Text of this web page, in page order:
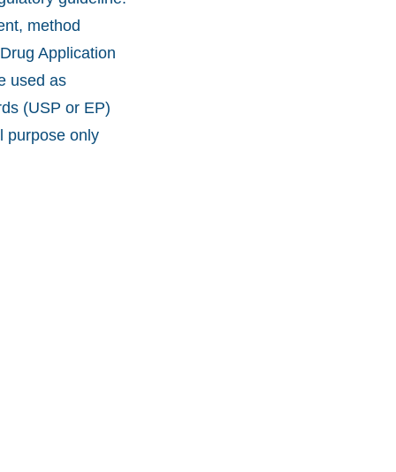
method
Application
used as
(USP or EP)
purpose only